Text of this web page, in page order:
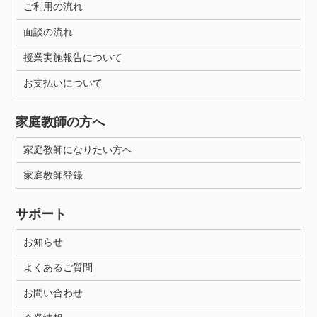
ご利用の流れ
面談の流れ
授業実施報告について
お支払いについて
家庭教師の方へ
家庭教師になりたい方へ
家庭教師登録
サポート
お知らせ
よくあるご質問
お問い合わせ